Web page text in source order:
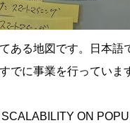
ある地図です。日本
でに事業を行っていま
ON